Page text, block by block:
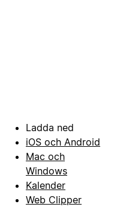
Ladda ned
iOS och Android
Mac och
Windows
Kalender
Web Clipper